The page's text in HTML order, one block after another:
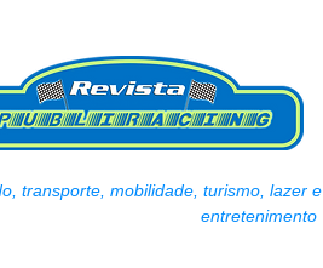
transporte, mobilidade, turismo, lazer e
entretenimento